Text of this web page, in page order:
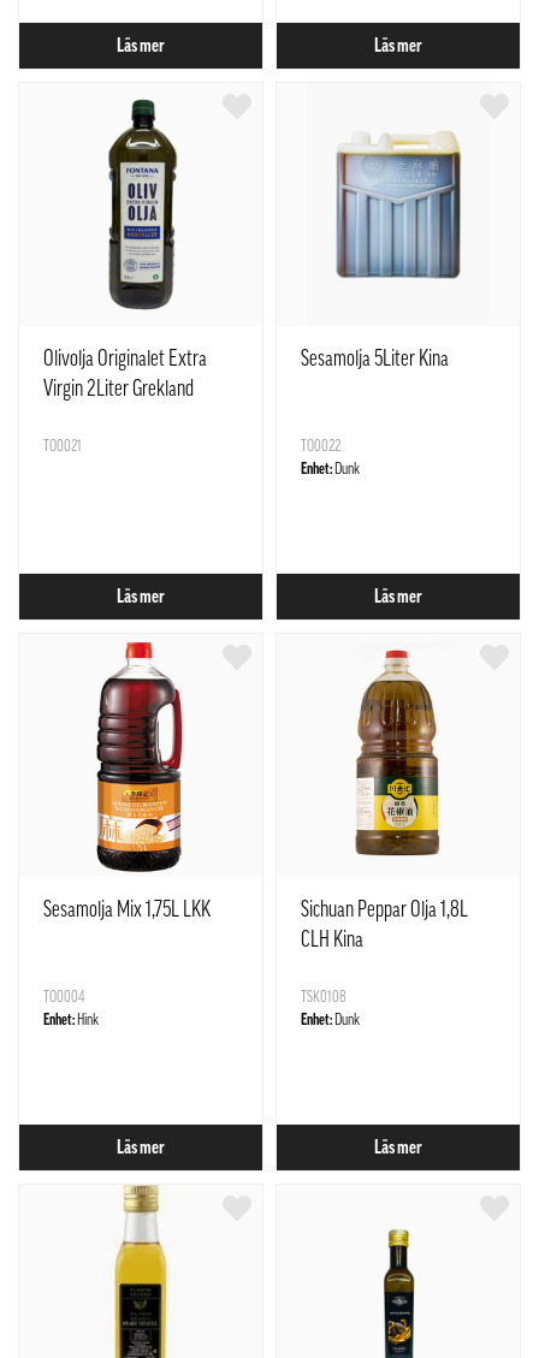
Läs mer Läs mer
Olivolja Originalet Extra
Virgin 2Liter Grekland
TO0021
Läs mer
Sesamolja 5Liter Kina
TO0022
Enhet: Dunk
Läs mer
Sesamolja Mix 1,75L LKK
TO0004
Enhet: Hink
Läs mer
Sichuan Peppar Olja 1,8L
CLH Kina
TSK0108
Enhet: Dunk
Läs mer